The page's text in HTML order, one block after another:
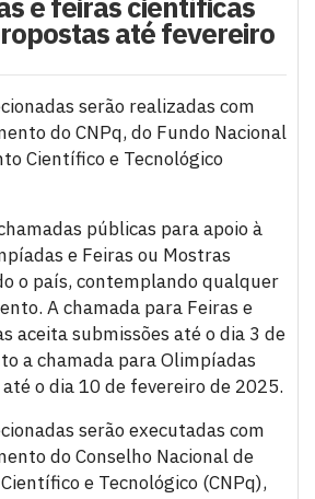
até fevereiro
serão realizadas com
do CNPq, do Fundo Nacional
Científico e Tecnológico
públicas para apoio à
e Feiras ou Mostras
o país, contemplando qualquer
A chamada para Feiras e
aceita submissões até o dia 3 de
a chamada para Olimpíadas
o dia 10 de fevereiro de 2025.
serão executadas com
do Conselho Nacional de
e Tecnológico (CNPq),